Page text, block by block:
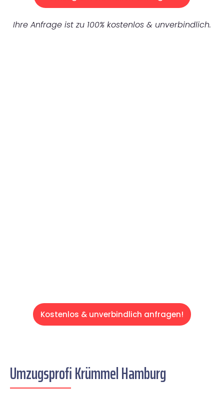
Ihre Anfrage ist zu 100% kostenlos & unverbindlich.
Kostenlos & unverbindlich anfragen!
Umzugsprofi Krümmel Hamburg